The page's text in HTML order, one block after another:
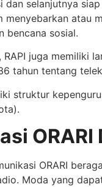
dan selanjutnya
menyebarkan atau
bencana sosial.
juga memiliki
tahun tentang
struktur
ORARI
ORARI
Moda yang